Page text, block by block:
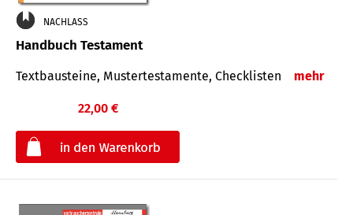
NACHLASS
Handbuch Testament
Textbausteine, Mustertestamente, Checklisten mehr
22,00 €